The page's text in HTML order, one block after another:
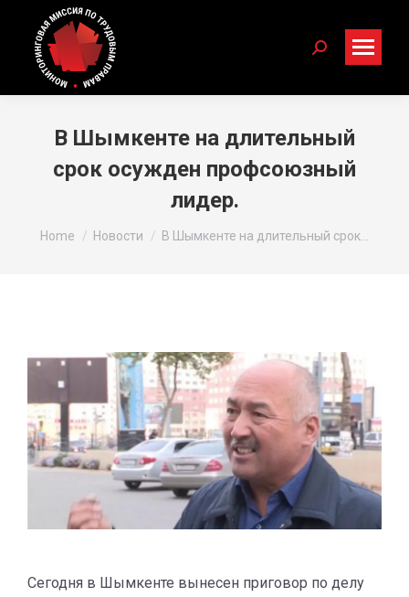
Search:
В Шымкенте на длительный
срок осужден профсоюзный
лидер.
You are here:
Home Новости В Шымкенте на длительный срок…
Сегодня в Шымкенте вынесен приговор по делу